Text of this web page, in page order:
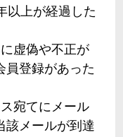
以上が経過した
虚偽や不正が
員登録があった
宛てにメール
該メールが到達